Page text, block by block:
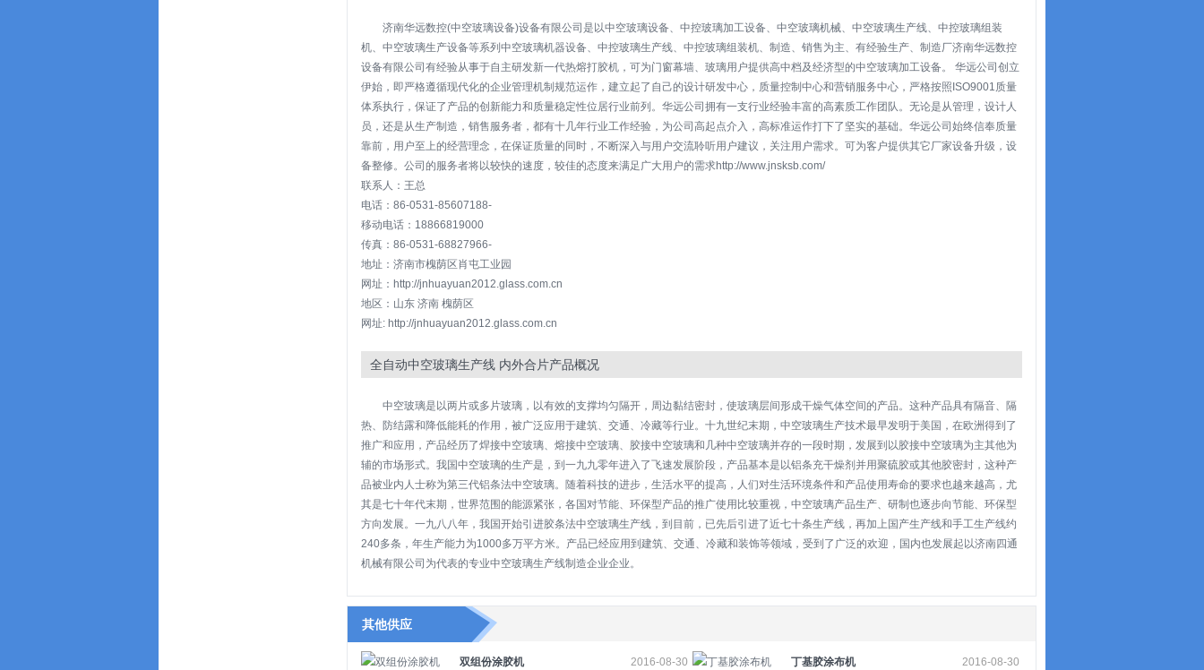
济南华远数控(中空玻璃设备)设备有限公司是以中空玻璃设备、中控玻璃加工设备、中空玻璃机械、中空玻璃生产线、中控玻璃组装
机、中空玻璃生产设备等系列中空玻璃机器设备、中控玻璃生产线、中控玻璃组装机、制造、销售为主、有经验生产、制造厂济南华远数控
设备有限公司有经验从事于自主研发新一代热熔打胶机，可为门窗幕墙、玻璃用户提供高中档及经济型的中空玻璃加工设备。 华远公司创立
伊始，即严格遵循现代化的企业管理机制规范运作，建立起了自己的设计研发中心，质量控制中心和营销服务中心，严格按照ISO9001质量
体系执行，保证了产品的创新能力和质量稳定性位居行业前列。华远公司拥有一支行业经验丰富的高素质工作团队。无论是从管理，设计人
员，还是从生产制造，销售服务者，都有十几年行业工作经验，为公司高起点介入，高标准运作打下了坚实的基础。华远公司始终信奉质量
靠前，用户至上的经营理念，在保证质量的同时，不断深入与用户交流聆听用户建议，关注用户需求。可为客户提供其它厂家设备升级，设
备整修。公司的服务者将以较快的速度，较佳的态度来满足广大用户的需求http://www.jnsksb.com/
联系人：王总
电话：86-0531-85607188-
移动电话：18866819000
传真：86-0531-68827966-
地址：济南市槐荫区肖屯工业园
网址：http://jnhuayuan2012.glass.com.cn
地区：山东 济南 槐荫区
网址: http://jnhuayuan2012.glass.com.cn
全自动中空玻璃生产线 内外合片产品概况
中空玻璃是以两片或多片玻璃，以有效的支撑均匀隔开，周边黏结密封，使玻璃层间形成干燥气体空间的产品。这种产品具有隔音、隔
热、防结露和降低能耗的作用，被广泛应用于建筑、交通、冷藏等行业。十九世纪末期，中空玻璃生产技术最早发明于美国，在欧洲得到了
推广和应用，产品经历了焊接中空玻璃、熔接中空玻璃、胶接中空玻璃和几种中空玻璃并存的一段时期，发展到以胶接中空玻璃为主其他为
辅的市场形式。我国中空玻璃的生产是，到一九九零年进入了飞速发展阶段，产品基本是以铝条充干燥剂并用聚硫胶或其他胶密封，这种产
品被业内人士称为第三代铝条法中空玻璃。随着科技的进步，生活水平的提高，人们对生活环境条件和产品使用寿命的要求也越来越高，尤
其是七十年代末期，世界范围的能源紧张，各国对节能、环保型产品的推广使用比较重视，中空玻璃产品生产、研制也逐步向节能、环保型
方向发展。一九八八年，我国开始引进胶条法中空玻璃生产线，到目前，已先后引进了近七十条生产线，再加上国产生产线和手工生产线约
240多条，年生产能力为1000多万平方米。产品已经应用到建筑、交通、冷藏和装饰等领域，受到了广泛的欢迎，国内也发展起以济南四通
机械有限公司为代表的专业中空玻璃生产线制造企业企业。
其他供应
双组份涂胶机
2016-08-30
丁基胶涂布机
2016-08-30